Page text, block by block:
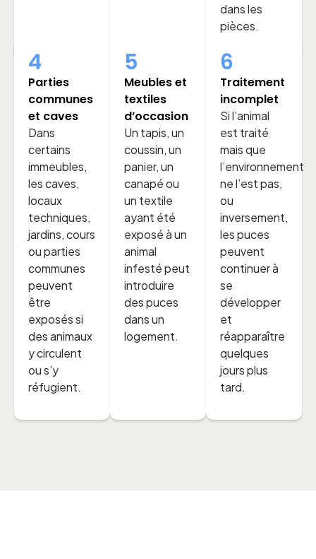
dans les
pièces.
4
Parties
communes
et caves
Dans
certains
immeubles,
les caves,
locaux
techniques,
jardins, cours
ou parties
communes
peuvent
être
exposés si
des animaux
y circulent
ou s’y
réfugient.
5
Meubles et
textiles
d’occasion
Un tapis, un
coussin, un
panier, un
canapé ou
un textile
ayant été
exposé à un
animal
infesté peut
introduire
des puces
dans un
logement.
6
Traitement
incomplet
Si l’animal
est traité
mais que
l’environnement
ne l’est pas,
ou
inversement,
les puces
peuvent
continuer à
se
développer
et
réapparaître
quelques
jours plus
tard.